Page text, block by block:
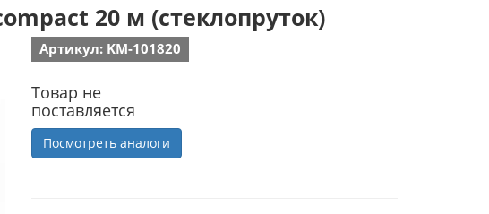
20 м (стеклопруток)
Артикул: KM-101820
Товар не
поставляется
Посмотреть аналоги